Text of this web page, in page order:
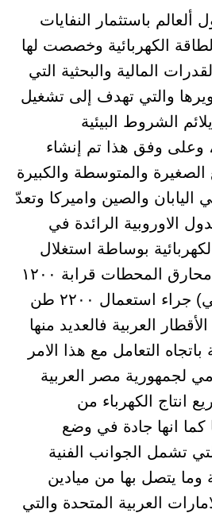
باستثمار النفايات
الطاقة الكهربائية وخصصت لها
المالية والبحثية التي
والتي تهدف إلى تشغيل
الشروط البيئية
وعلى وفق هذا تم إنشاء
والمتوسطة والكبيرة
والصين واميركا وتعدّ
الاوروبية الرائدة في
بوساطة استغلال
المخلفات حيث تنتج محارق المحطات قرابة ١٢٠٠
ميكاواط (معدل يومي) جراء استعمال ٢٢٠٠ طن
العربية فالعديد منها
التعامل مع هذا الامر
لجمهورية مصر العربية
انتاج الكهرباء من
كما انها جادة في وضع
تشمل الجوانب الفنية
وما يتصل بها من ميادين
العربية المتحدة والتي